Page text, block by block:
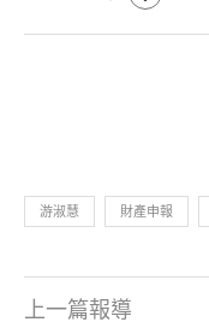
游淑慧 財產申報
上一篇報導